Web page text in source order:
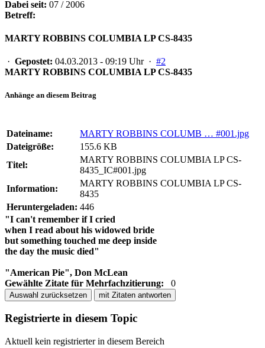
Dabei seit: 07 / 2006
Betreff:
MARTY ROBBINS COLUMBIA LP CS-8435
· Gepostet: 04.03.2013 - 09:19 Uhr · #2
MARTY ROBBINS COLUMBIA LP CS-8435
Anhänge an diesem Beitrag
Dateiname:
MARTY ROBBINS COLUMB … #001.jpg
Dateigröße:
155.6 KB
Titel:
MARTY ROBBINS COLUMBIA LP CS-
8435_IC#001.jpg
Information:
MARTY ROBBINS COLUMBIA LP CS-
8435
Heruntergeladen: 446
"I can't remember if I cried
when I read about his widowed bride
but something touched me deep inside
the day the music died"
"American Pie", Don McLean
Gewählte Zitate für Mehrfachzitierung:
0
Auswahl zurücksetzen mit Zitaten antworten
Registrierte in diesem Topic
Aktuell kein registrierter in diesem Bereich